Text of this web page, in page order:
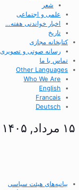
شعر
علمی و اجتماعی
اخبار خواندنی هفته…
تاریخ
کتابخانه مجازی
رسانه صوتی و تصویری
تماس با ما
Other Languages
Who We Are
English
Francais
Deutsch
۱۵ مرداد, ۱۴۰۵ ۰۶:۰۴
بیانیه‌های هیئت سیاسی